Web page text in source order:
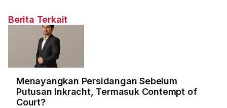
Berita Terkait
Menayangkan Persidangan Sebelum
Putusan Inkracht, Termasuk Contempt of
Court?